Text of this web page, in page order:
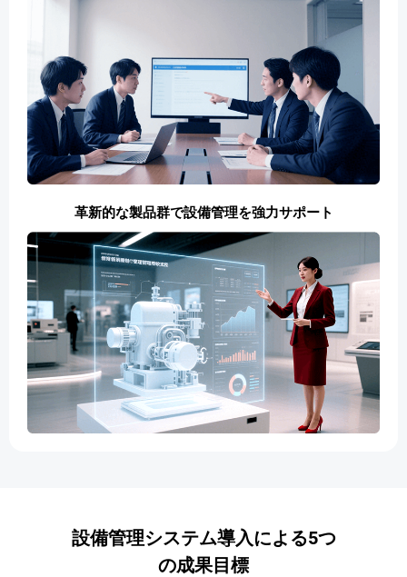
革新的な製品群で設備管理を強力サポート
設備管理システム導入による5つ
の成果目標